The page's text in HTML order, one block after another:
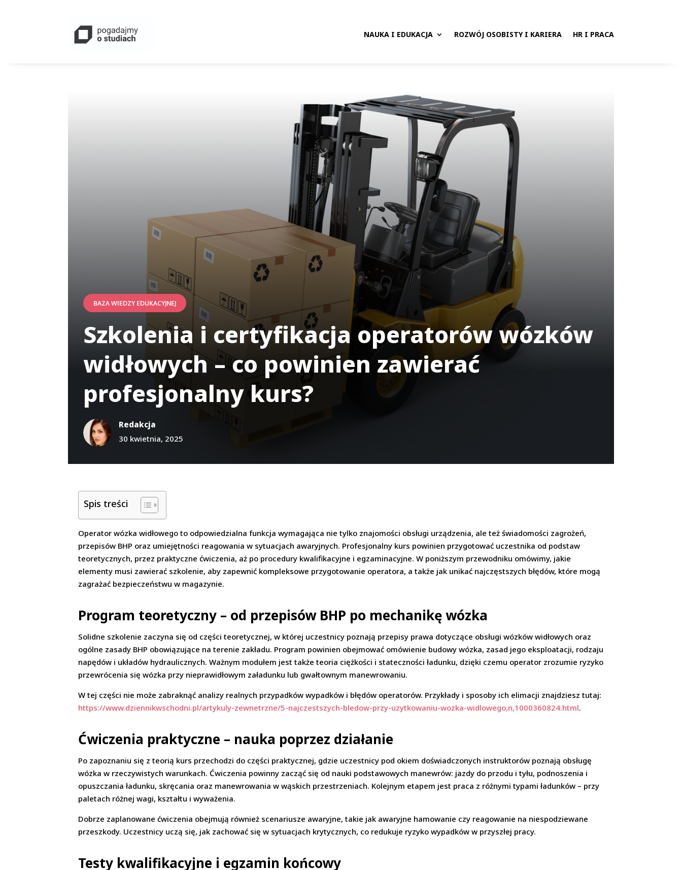
NAUKA I EDUKACJA ROZWÓJ OSOBISTY I KARIERA HR I PRACA
BAZA WIEDZY EDUKACYJNEJ
Szkolenia i certyfikacja operatorów wózków
widłowych – co powinien zawierać
profesjonalny kurs?
Redakcja
30 kwietnia, 2025
Spis treści
Operator wózka widłowego to odpowiedzialna funkcja wymagająca nie tylko znajomości obsługi urządzenia, ale też świadomości zagrożeń,
przepisów BHP oraz umiejętności reagowania w sytuacjach awaryjnych. Profesjonalny kurs powinien przygotować uczestnika od podstaw
teoretycznych, przez praktyczne ćwiczenia, aż po procedury kwalifikacyjne i egzaminacyjne. W poniższym przewodniku omówimy, jakie
elementy musi zawierać szkolenie, aby zapewnić kompleksowe przygotowanie operatora, a także jak unikać najczęstszych błędów, które mogą
zagrażać bezpieczeństwu w magazynie.
Program teoretyczny – od przepisów BHP po mechanikę wózka
Solidne szkolenie zaczyna się od części teoretycznej, w której uczestnicy poznają przepisy prawa dotyczące obsługi wózków widłowych oraz
ogólne zasady BHP obowiązujące na terenie zakładu. Program powinien obejmować omówienie budowy wózka, zasad jego eksploatacji, rodzaju
napędów i układów hydraulicznych. Ważnym modułem jest także teoria ciężkości i stateczności ładunku, dzięki czemu operator zrozumie ryzyko
przewrócenia się wózka przy nieprawidłowym załadunku lub gwałtownym manewrowaniu.
W tej części nie może zabraknąć analizy realnych przypadków wypadków i błędów operatorów. Przykłady i sposoby ich elimacji znajdziesz tutaj:
https://www.dziennikwschodni.pl/artykuly-zewnetrzne/5-najczestszych-bledow-przy-uzytkowaniu-wozka-widlowego,n,1000360824.html.
Ćwiczenia praktyczne – nauka poprzez działanie
Po zapoznaniu się z teorią kurs przechodzi do części praktycznej, gdzie uczestnicy pod okiem doświadczonych instruktorów poznają obsługę
wózka w rzeczywistych warunkach. Ćwiczenia powinny zacząć się od nauki podstawowych manewrów: jazdy do przodu i tyłu, podnoszenia i
opuszczania ładunku, skręcania oraz manewrowania w wąskich przestrzeniach. Kolejnym etapem jest praca z różnymi typami ładunków – przy
paletach różnej wagi, kształtu i wyważenia.
Dobrze zaplanowane ćwiczenia obejmują również scenariusze awaryjne, takie jak awaryjne hamowanie czy reagowanie na niespodziewane
przeszkody. Uczestnicy uczą się, jak zachować się w sytuacjach krytycznych, co redukuje ryzyko wypadków w przyszłej pracy.
Testy kwalifikacyjne i egzamin końcowy